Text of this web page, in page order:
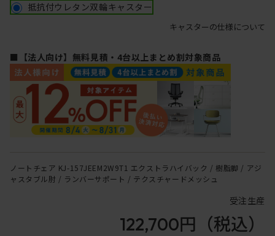
抵抗付ウレタン双輪キャスター
キャスターの仕様について
■【法人向け】無料見積・4台以上まとめ割対象商品
ノートチェア KJ-157JEEM2W9T1 エクストラハイバック / 樹脂脚 / アジ
ャスタブル肘 / ランバーサポート / テクスチャードメッシュ
受注生産
122,700円 （税込）